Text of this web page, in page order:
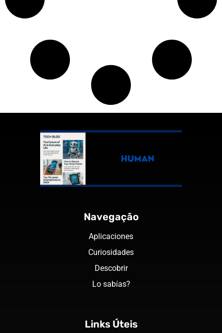
Navegação
Aplicaciones
Curiosidades
Descobrir
Lo sabías?
Links Úteis